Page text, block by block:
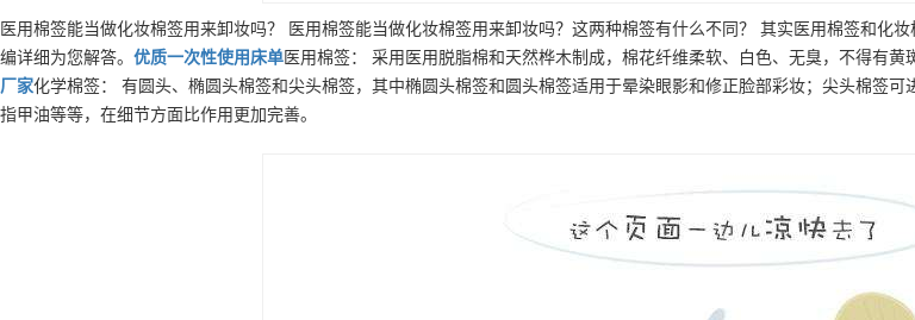
医用棉签能当做化妆棉签用来卸妆吗？ 医用棉签能当做化妆棉签用来卸妆吗？这两种棉签有什么不同？ 其实医用棉签和化
编详细为您解答。 优质一次性使用床单 医用棉签： 采用医用脱脂棉和天然桦木制成，棉花纤维柔软、白色、无臭，不得有
厂家化学棉签： 有圆头、椭圆头棉签和尖头棉签，其中椭圆头棉签和圆头棉签适用于晕染眼影和修正脸部彩妆；尖头棉签
指甲油等等，在细节方面比作用更加完善。